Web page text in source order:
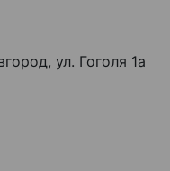
ул. Гоголя 1а